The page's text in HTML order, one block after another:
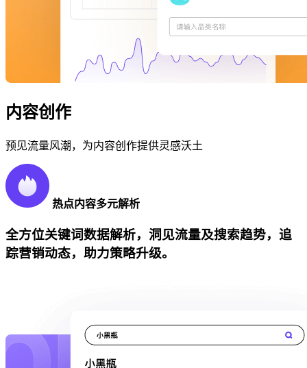
内容创作
预见流量风潮，为内容创作提供灵感沃土
热点内容多元解析
全方位关键词数据解析，洞见流量及搜索趋势，追
踪营销动态，助力策略升级。